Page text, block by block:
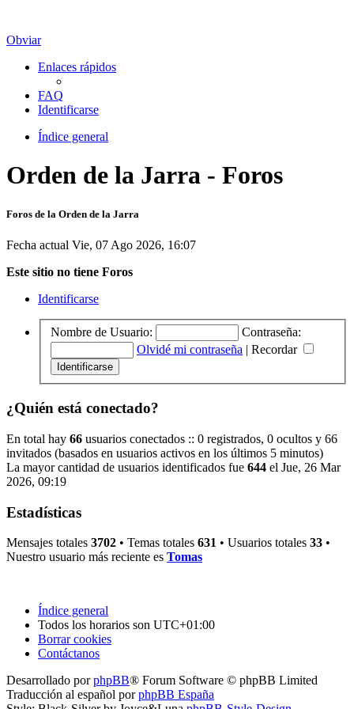
Obviar
Enlaces rápidos
FAQ
Identificarse
Índice general
Orden de la Jarra - Foros
Foros de la Orden de la Jarra
Fecha actual Vie, 07 Ago 2026, 16:07
Este sitio no tiene Foros
Identificarse
Nombre de Usuario:
Contraseña:
Olvidé mi contraseña | Recordar
¿Quién está conectado?
En total hay 66 usuarios conectados :: 0 registrados, 0 ocultos y 66
invitados (basados en usuarios activos en los últimos 5 minutos)
La mayor cantidad de usuarios identificados fue 644 el Jue, 26 Mar
2026, 09:19
Estadísticas
Mensajes totales 3702 • Temas totales 631 • Usuarios totales 33 •
Nuestro usuario más reciente es Tomas
Índice general
Todos los horarios son UTC+01:00
Borrar cookies
Contáctanos
Desarrollado porphpBB® Forum Software © phpBB Limited
Traducción al español porphpBB España